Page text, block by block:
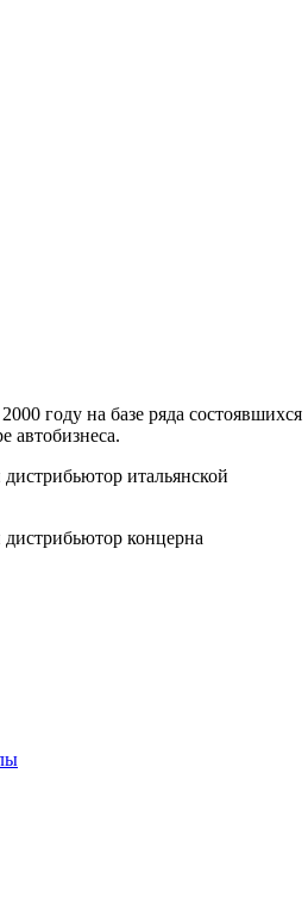
году на базе ряда состоявшихся
автобизнеса.
итальянской
концерна